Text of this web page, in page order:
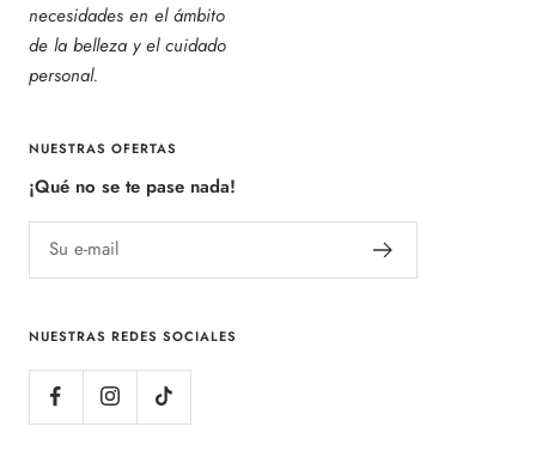
necesidades en el ámbito
de la belleza y el cuidado
personal.
NUESTRAS OFERTAS
¡Qué no se te pase nada!
Su e-mail
NUESTRAS REDES SOCIALES